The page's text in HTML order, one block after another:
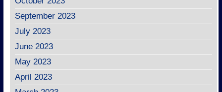
September 2023
July 2023
June 2023
May 2023
April 2023